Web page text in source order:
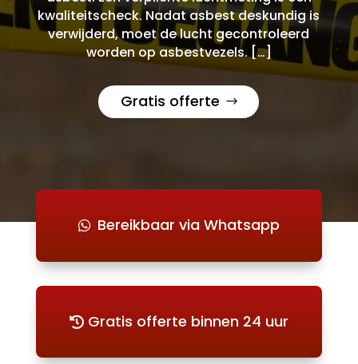
kwaliteitscheck. Nadat asbest deskundig is
verwijderd, moet de lucht gecontroleerd
worden op asbestvezels. […]
Gratis offerte
Bereikbaar via Whatsapp
Gratis offerte binnen 24 uur